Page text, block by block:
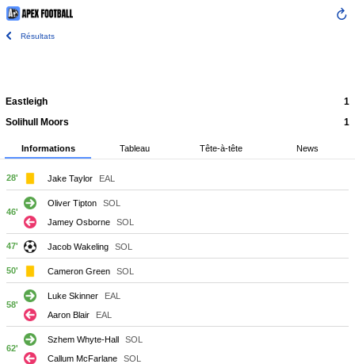
Résultats
Eastleigh
1
Solihull Moors
1
Informations Tableau Tête-à-tête News
28' Jake Taylor EAL
46'
Oliver Tipton
SOL
Jamey Osborne
SOL
47' Jacob Wakeling SOL
50' Cameron Green SOL
58'
Luke Skinner
EAL
Aaron Blair
EAL
62'
Szhem Whyte-Hall
SOL
Callum McFarlane
SOL